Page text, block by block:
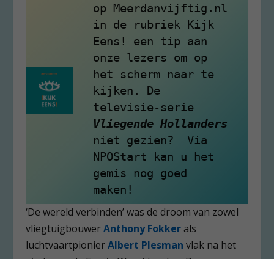
op Meerdanvijftig.nl
in de rubriek Kijk
Eens! een tip aan
onze lezers om op
het scherm naar te
kijken. De
televisie-serie
niet gezien?  Via
NPOStart kan u het
gemis nog goed
maken!
‘De wereld verbinden’ was de droom van zowel
vliegtuigbouwerAnthony Fokker als
luchtvaartpionierAlbert Plesmanvlak na het